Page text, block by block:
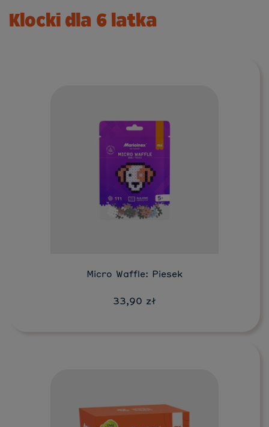
Klocki dla 6 latka
Micro Waffle: Piesek
33,90 zł
Do koszyka